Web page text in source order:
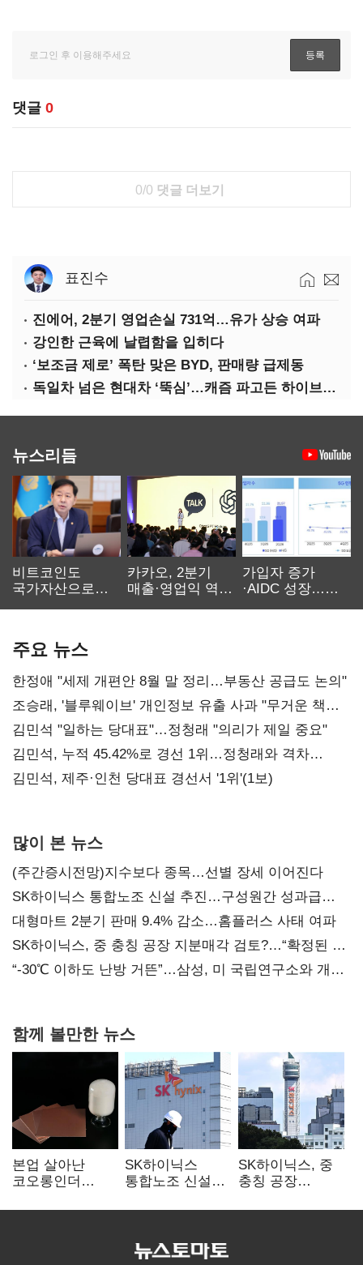
댓글 0
0/0 댓글 더보기
표진수
진에어, 2분기 영업손실 731억…유가 상승 여파
강인한 근육에 날렵함을 입히다
‘보조금 제로’ 폭탄 맞은 BYD, 판매량 급제동
독일차 넘은 현대차 ‘뚝심’…캐즘 파고든 하이브리드 역전극
뉴스리듬
비트코인도
국가자산으로…'
카카오, 2분기
매출·영업익 역대
가입자 증가
·AIDC 성장…
주요 뉴스
한정애 "세제 개편안 8월 말 정리…부동산 공급도 논의"
조승래, '블루웨이브' 개인정보 유출 사과 "무거운 책임
통감"
김민석 "일하는 당대표"…정청래 "의리가 제일 중요"
김민석, 누적 45.42%로 경선 1위…정청래와 격차
0.86%p(2보)
김민석, 제주·인천 당대표 경선서 '1위'(1보)
많이 본 뉴스
(주간증시전망)지수보다 종목…선별 장세 이어진다
SK하이닉스 통합노조 신설 추진…구성원간 성과급
불만 확산
대형마트 2분기 판매 9.4% 감소…홈플러스 사태 여파
SK하이닉스, 중 충칭 공장 지분매각 검토?…“확정된 바
없어”
“-30℃ 이하도 난방 거뜬”…삼성, 미 국립연구소와 개발
함께 볼만한 뉴스
본업 살아난
코오롱인더
배터리 소재로
SK하이닉스
통합노조 신설
성과급 불만 확산
SK하이닉스, 중
충칭 공장
검토?…“확정된